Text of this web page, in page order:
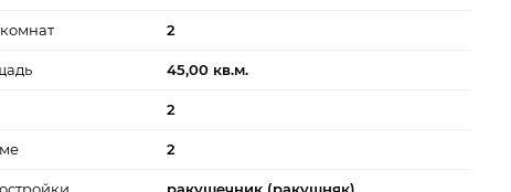
2
45,00 кв.м.
2
2
ракушечник (ракушняк)